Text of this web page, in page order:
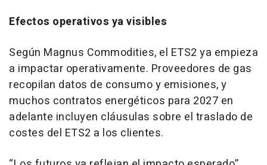
Efectos operativos ya visibles
Según Magnus Commodities, el ETS2 ya empieza
a impactar operativamente. Proveedores de gas
recopilan datos de consumo y emisiones, y
muchos contratos energéticos para 2027 en
adelante incluyen cláusulas sobre el traslado de
costes del ETS2 a los clientes.